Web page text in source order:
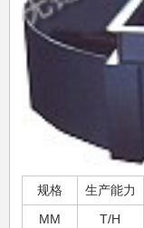
规格 生产能力
MM
T/H